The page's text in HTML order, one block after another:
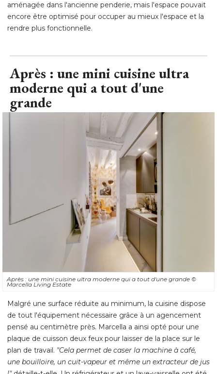
aménagée dans l'ancienne penderie, mais l'espace pouvait
encore être optimisé pour occuper au mieux l'espace et la
rendre plus fonctionnelle.
Après : une mini cuisine ultra
moderne qui a tout d'une
grande
Après : une mini cuisine ultra moderne qui a tout d'une grande ©
Marcella Living Estate
Malgré une surface réduite au minimum, la cuisine dispose
de tout l'équipement nécessaire grâce à un agencement
pensé au centimètre près. Marcella a ainsi opté pour une
plaque de cuisson deux feux pour laisser de la place sur le
plan de travail. "Cela permet de caser la machine à café,
une bouilloire, un cuit-vapeur et même un extracteur de jus